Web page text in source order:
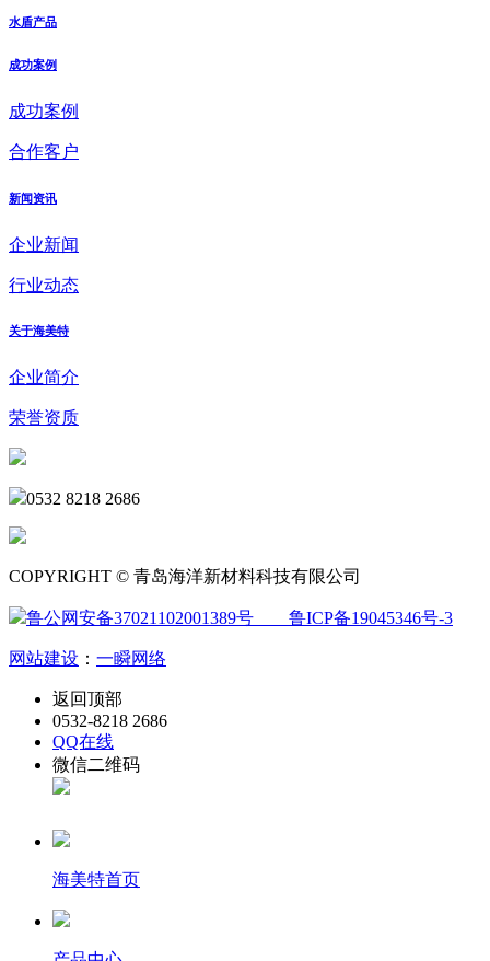
水盾产品
成功案例
成功案例
合作客户
新闻资讯
企业新闻
行业动态
关于海美特
企业简介
荣誉资质
0532 8218 2686
COPYRIGHT © 青岛海洋新材料科技有限公司
鲁公网安备37021102001389号 鲁ICP备19045346号-3
网站建设 ： 一瞬网络
返回顶部
0532-8218 2686
QQ在线
微信二维码
海美特首页